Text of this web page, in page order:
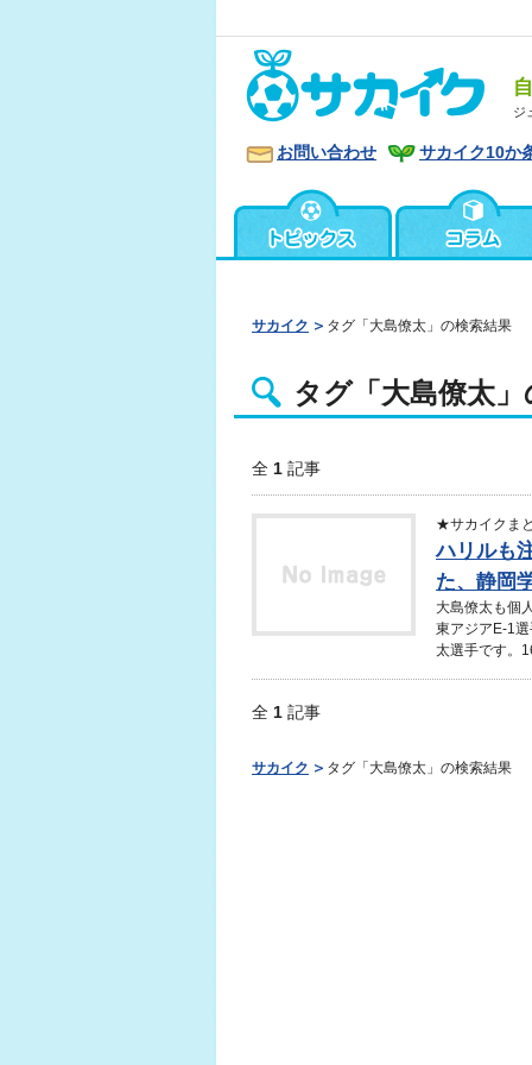
ジ
お問い合わせ サカイク10か
サカイク タグ「大島僚太」の検索結果
タグ「大島僚太
全 1 記事
★サカイクま
ハリルも
た、静岡
大島僚太も個
東アジアE-1
太選手です。
全 1 記事
サカイク タグ「大島僚太」の検索結果